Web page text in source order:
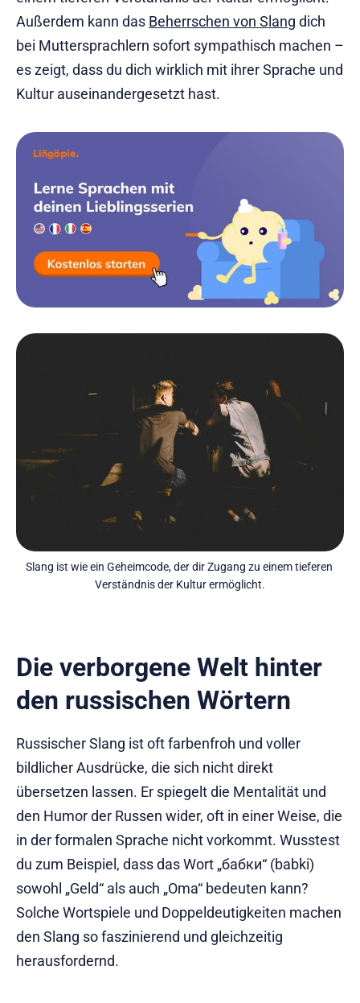
Außerdem kann das Beherrschen von Slang dich
bei Muttersprachlern sofort sympathisch machen –
es zeigt, dass du dich wirklich mit ihrer Sprache und
Kultur auseinandergesetzt hast.
Slang ist wie ein Geheimcode, der dir Zugang zu einem tieferen
Verständnis der Kultur ermöglicht.
Die verborgene Welt hinter
den russischen Wörtern
Russischer Slang ist oft farbenfroh und voller
bildlicher Ausdrücke, die sich nicht direkt
übersetzen lassen. Er spiegelt die Mentalität und
den Humor der Russen wider, oft in einer Weise, die
in der formalen Sprache nicht vorkommt. Wusstest
du zum Beispiel, dass das Wort „бабки“ (babki)
sowohl „Geld“ als auch „Oma“ bedeuten kann?
Solche Wortspiele und Doppeldeutigkeiten machen
den Slang so faszinierend und gleichzeitig
herausfordernd.